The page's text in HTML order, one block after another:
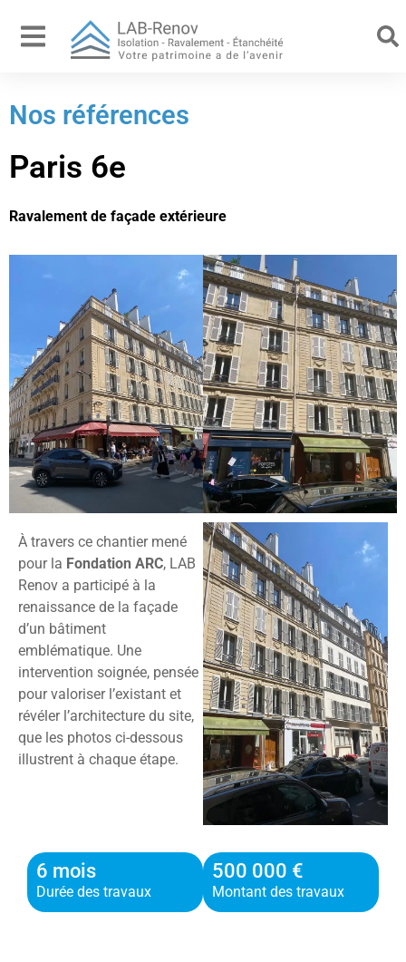
Nos références
Paris 6e
Ravalement de façade extérieure
À travers ce chantier mené
pour la Fondation ARC, LAB
Renov a participé à la
renaissance de la façade
d’un bâtiment
emblématique. Une
intervention soignée, pensée
pour valoriser l’existant et
révéler l’architecture du site,
que les photos ci-dessous
illustrent à chaque étape.
6 mois
Durée des travaux
500 000 €
Montant des travaux